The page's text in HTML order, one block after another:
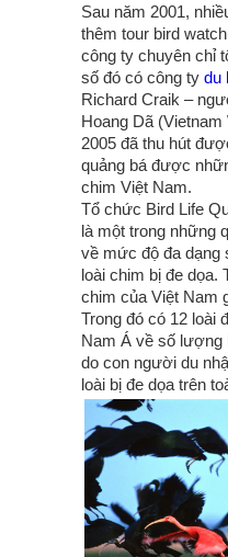
Sau năm 2001,
thêm tour bird
công ty chuyên chỉ
số đó có công ty du
Richard Craik –
Hoang Dã (Vietnam
2005 đã thu hút
quảng bá được
chim Việt Nam.
Tổ chức Bird Life
là một trong những
về mức độ đa dạng
loài chim bị đe dọa.
chim của Việt Nam
Trong đó có 12 loài
Nam Á về số lượng
do con người du
loài bị đe dọa trên